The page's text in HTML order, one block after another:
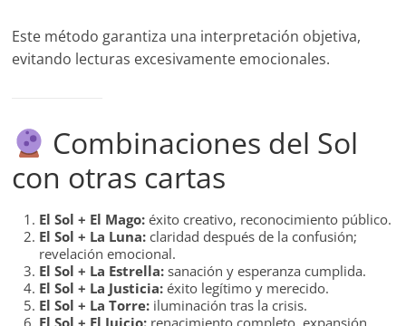
Este método garantiza una interpretación objetiva,
evitando lecturas excesivamente emocionales.
Combinaciones del Sol
con otras cartas
El Sol + El Mago: éxito creativo, reconocimiento público.
El Sol + La Luna: claridad después de la confusión;
revelación emocional.
El Sol + La Estrella: sanación y esperanza cumplida.
El Sol + La Justicia: éxito legítimo y merecido.
El Sol + La Torre: iluminación tras la crisis.